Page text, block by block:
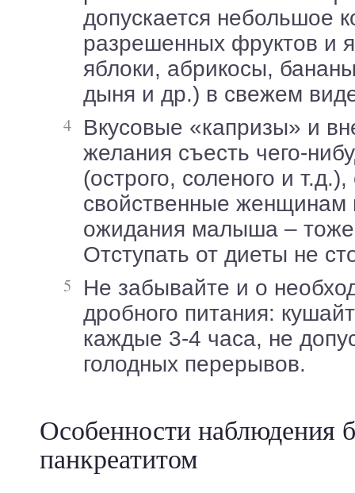
допускается небольшое
разрешенных фруктов и
яблоки, абрикосы,
дыня и др.) в свежем
Вкусовые «капризы» и внезапные
желания съесть чего-
(острого, соленого и т.д.),
свойственные женщинам
ожидания малыша –
Отступать от диеты не
Не забывайте и о необходимости
дробного питания:
каждые 3-4 часа, не
голодных перерывов.
Особенности наблюдения
панкреатитом